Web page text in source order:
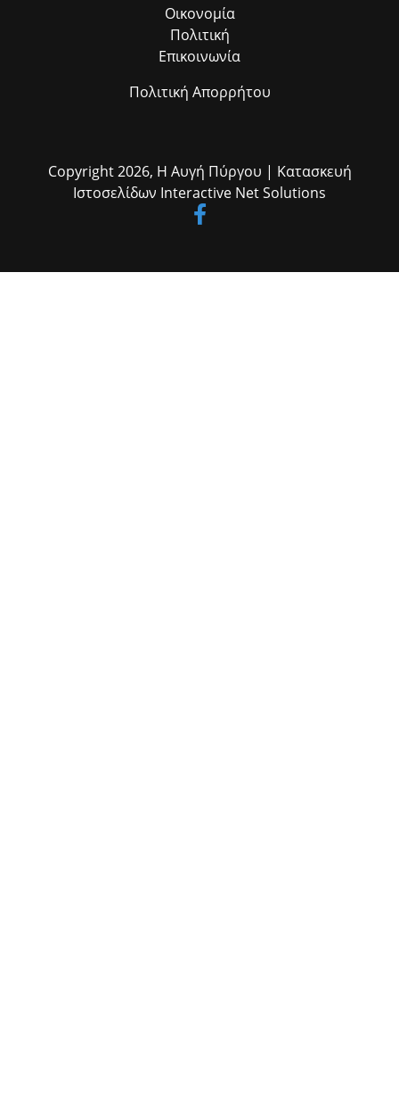
Οικονομία
Πολιτική
Επικοινωνία
Πολιτική Απορρήτου
Copyright 2026, Η Αυγή Πύργου | Κατασκευή
Ιστοσελίδων Interactive Net Solutions